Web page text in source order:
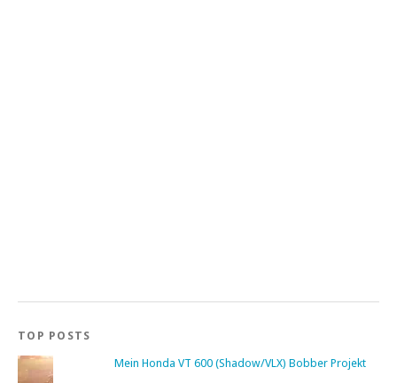
TOP POSTS
Mein Honda VT 600 (Shadow/VLX) Bobber Projekt